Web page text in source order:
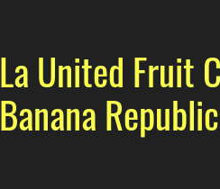
La United Fruit
Banana